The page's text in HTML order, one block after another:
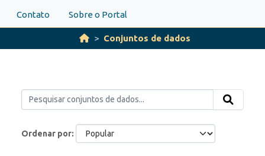
Contato Sobre o Portal
Conjuntos de dados
Ordenar por